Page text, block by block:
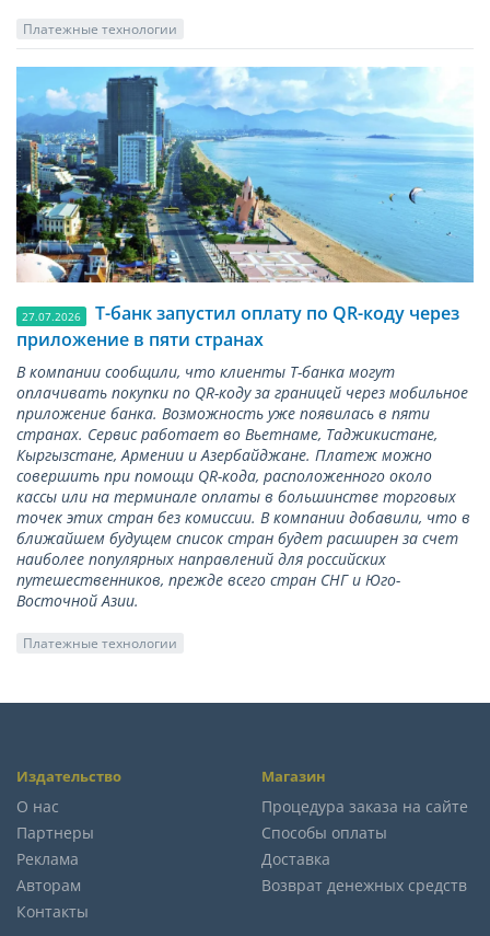
Платежные технологии
27.07.2026
Т-банк запустил оплату по QR-коду через
приложение в пяти странах
В компании сообщили, что клиенты Т-банка могут
оплачивать покупки по QR-коду за границей через мобильное
приложение банка. Возможность уже появилась в пяти
странах. Сервис работает во Вьетнаме, Таджикистане,
Кыргызстане, Армении и Азербайджане. Платеж можно
совершить при помощи QR-кода, расположенного около
кассы или на терминале оплаты в большинстве торговых
точек этих стран без комиссии. В компании добавили, что в
ближайшем будущем список стран будет расширен за счет
наиболее популярных направлений для российских
путешественников, прежде всего стран СНГ и Юго-
Восточной Азии.
Платежные технологии
Издательство
О нас
Партнеры
Реклама
Авторам
Контакты
Магазин
Процедура заказа на сайте
Способы оплаты
Доставка
Возврат денежных средств